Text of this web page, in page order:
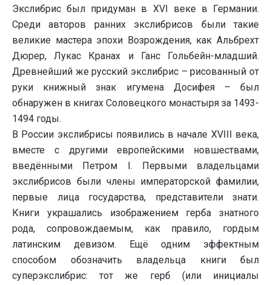
Экслибрис был придуман в XVI веке в Германии.
Среди авторов ранних экслибрисов были такие
великие мастера эпохи Возрождения, как Альбрехт
Дюрер, Лукас Кранах и Ганс Гольбейн-младший.
Древнейший же русский экслибрис – рисованный от
руки книжный знак игумена Досифея – был
обнаружен в книгах Соловецкого монастыря за 1493-
1494 годы.
В России экслибрисы появились в начале XVIII века,
вместе с другими европейскими новшествами,
введёнными Петром I. Первыми владельцами
экслибрисов были члены императорской фамилии,
первые лица государства, представители знати.
Книги украшались изображением герба знатного
рода, сопровождаемым, как правило, гордым
латинским девизом. Ещё одним эффектным
способом обозначить владельца книги был
суперэкслибрис: тот же герб (или инициалы